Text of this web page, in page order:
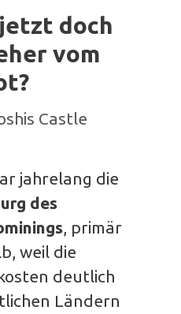
doch
vom
Castle
jahrelang die
des
, primär
weil die
deutlich
Ländern